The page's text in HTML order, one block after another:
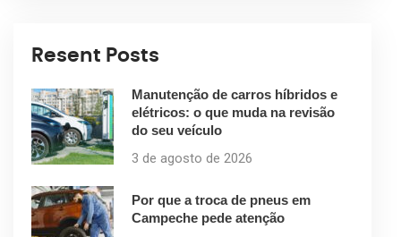
Resent Posts
Manutenção de carros híbridos e
elétricos: o que muda na revisão
do seu veículo
3 de agosto de 2026
Por que a troca de pneus em
Campeche pede atenção